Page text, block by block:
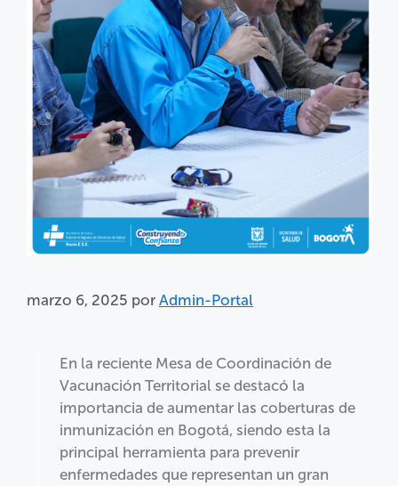
marzo 6, 2025 por Admin-Portal
En la reciente Mesa de Coordinación de
Vacunación Territorial se destacó la
importancia de aumentar las coberturas de
inmunización en Bogotá, siendo esta la
principal herramienta para prevenir
enfermedades que representan un gran